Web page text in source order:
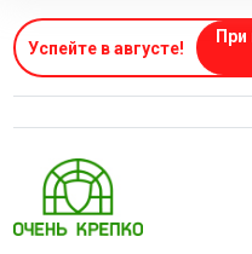
Успейте в августе!
При